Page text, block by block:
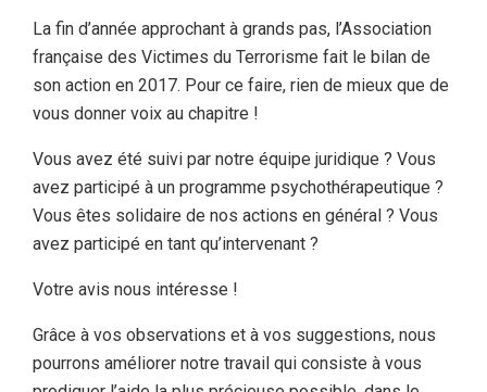
La fin d’année approchant à grands pas, l’Association
française des Victimes du Terrorisme fait le bilan de
son action en 2017. Pour ce faire, rien de mieux que de
vous donner voix au chapitre !
Vous avez été suivi par notre équipe juridique ? Vous
avez participé à un programme psychothérapeutique ?
Vous êtes solidaire de nos actions en général ? Vous
avez participé en tant qu’intervenant ?
Votre avis nous intéresse !
Grâce à vos observations et à vos suggestions, nous
pourrons améliorer notre travail qui consiste à vous